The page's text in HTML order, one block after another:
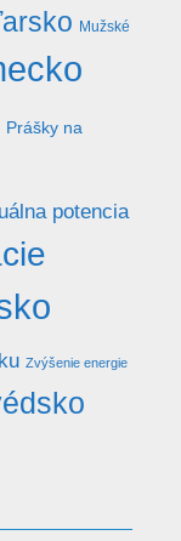
Mužské
Prášky na
potencia
Zvýšenie energie